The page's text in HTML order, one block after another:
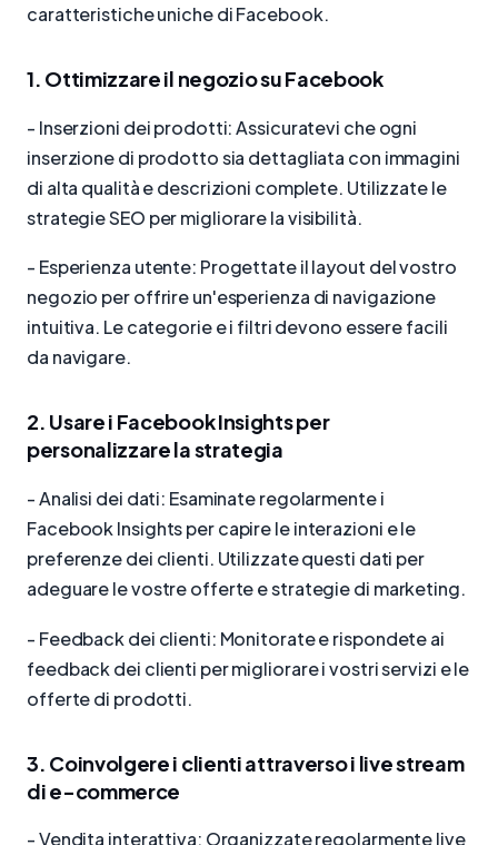
caratteristiche uniche di Facebook.
1. Ottimizzare il negozio su Facebook
- Inserzioni dei prodotti: Assicuratevi che ogni
inserzione di prodotto sia dettagliata con immagini
di alta qualità e descrizioni complete. Utilizzate le
strategie SEO per migliorare la visibilità.
- Esperienza utente: Progettate il layout del vostro
negozio per offrire un'esperienza di navigazione
intuitiva. Le categorie e i filtri devono essere facili
da navigare.
2. Usare i Facebook Insights per
personalizzare la strategia
- Analisi dei dati: Esaminate regolarmente i
Facebook Insights per capire le interazioni e le
preferenze dei clienti. Utilizzate questi dati per
adeguare le vostre offerte e strategie di marketing.
- Feedback dei clienti: Monitorate e rispondete ai
feedback dei clienti per migliorare i vostri servizi e le
offerte di prodotti.
3. Coinvolgere i clienti attraverso i live stream
di e-commerce
- Vendita interattiva: Organizzate regolarmente live